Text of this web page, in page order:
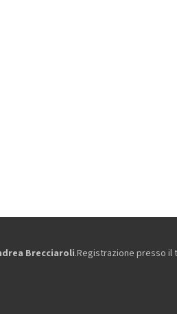
Brecciaroli.Registrazione presso il